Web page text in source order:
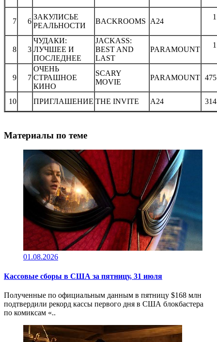
7 6
ЗАКУЛИСЬЕ
РЕАЛЬНОСТИ
BACKROOMS A24
8 3
ЧУДАКИ:
ЛУЧШЕЕ И
ПОСЛЕДНЕЕ
JACKASS:
BEST AND
LAST
PARAMOUNT
9 7
ОЧЕНЬ
СТРАШНОЕ
КИНО
SCARY
MOVIE
PARAMOUNT
10 ПРИГЛАШЕНИЕ THE INVITE A24
Материалы по теме
01.08.2026
Кассовые сборы в CША за пятницу, 31 июля
Полученные по официальным данным в пятницу $168 млн
подтвердили рекорд кассы первого дня в США блокбастера
по комиксам «..